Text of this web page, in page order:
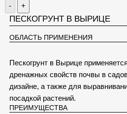
- +
ПЕСКОГРУНТ В ВЫРИЦЕ
ОБЛАСТЬ ПРИМЕНЕНИЯ
Пескогрунт в Вырице
дренажных свойств почвы в
дизайне, а также для
посадкой растений.
ПРЕИМУЩЕСТВА